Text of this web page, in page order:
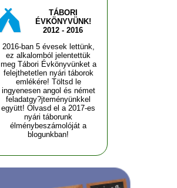
TÁBORI
ÉVKÖNYVÜNK!
2012 - 2016
2016-ban 5 évesek lettünk,
ez alkalomból jelentettük
meg Tábori Évkönyvünket a
felejthetetlen nyári táborok
emlékére! Töltsd le
ingyenesen angol és német
feladatgy?jteményünkkel
együtt! Olvasd el a 2017-es
nyári táborunk
élménybeszámolóját a
blogunkban!